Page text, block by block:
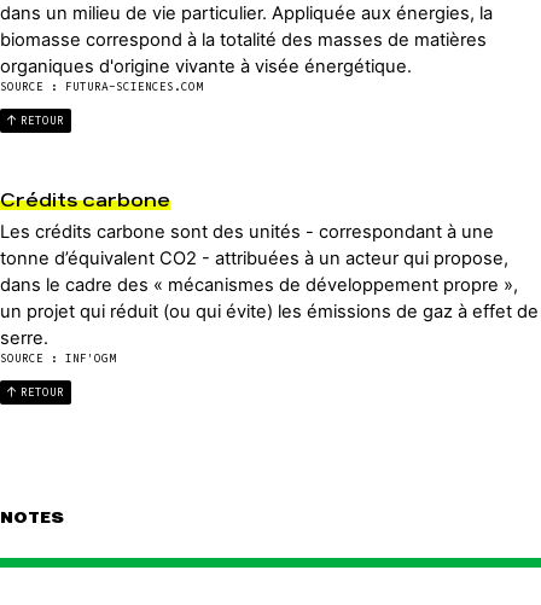
dans un milieu de vie particulier. Appliquée aux énergies, la
biomasse correspond à la totalité des masses de matières
organiques d'origine vivante à visée énergétique.
SOURCE : FUTURA-SCIENCES.COM
RETOUR
Crédits carbone
Les crédits carbone sont des unités - correspondant à une
tonne d’équivalent CO2 - attribuées à un acteur qui propose,
dans le cadre des « mécanismes de développement propre »,
un projet qui réduit (ou qui évite) les émissions de gaz à effet de
serre.
SOURCE : INF'OGM
RETOUR
NOTES